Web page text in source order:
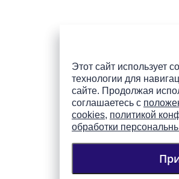
Этот сайт использует
технологии для
сайте. Продолжая
соглашаетесь с
cookies, политикой
обработки